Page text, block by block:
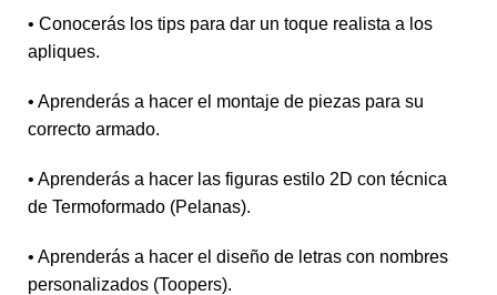
• Conocerás los tips para dar un toque realista a los
apliques.
• Aprenderás a hacer el montaje de piezas para su
correcto armado.
• Aprenderás a hacer las figuras estilo 2D con técnica
de Termoformado (Pelanas).
• Aprenderás a hacer el diseño de letras con nombres
personalizados (Toopers).